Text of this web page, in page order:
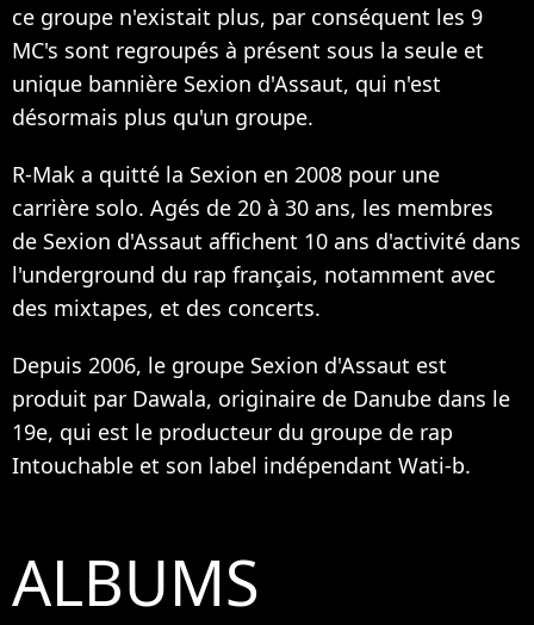
ce groupe n'existait plus, par conséquent les 9
MC's sont regroupés à présent sous la seule et
unique bannière Sexion d'Assaut, qui n'est
désormais plus qu'un groupe.
R-Mak a quitté la Sexion en 2008 pour une
carrière solo. Agés de 20 à 30 ans, les membres
de Sexion d'Assaut affichent 10 ans d'activité dans
l'underground du rap français, notamment avec
des mixtapes, et des concerts.
Depuis 2006, le groupe Sexion d'Assaut est
produit par Dawala, originaire de Danube dans le
19e, qui est le producteur du groupe de rap
Intouchable et son label indépendant Wati-b.
ALBUMS